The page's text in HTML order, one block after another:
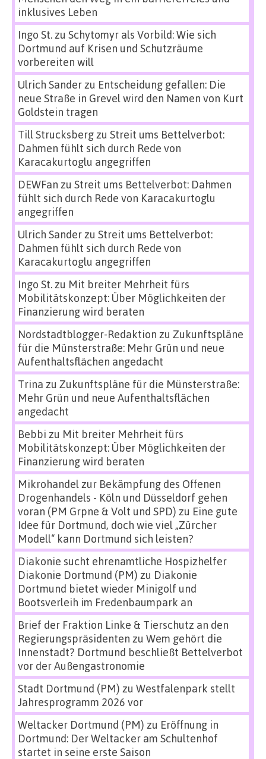
inklusives Leben
Ingo St.zu Schytomyr als Vorbild: Wie sich
Dortmund auf Krisen und Schutzräume
vorbereiten will
Ulrich Sanderzu Entscheidung gefallen: Die
neue Straße in Grevel wird den Namen von Kurt
Goldstein tragen
Till Strucksbergzu Streit ums Bettelverbot:
Dahmen fühlt sich durch Rede von
Karacakurtoglu angegriffen
DEWFan zu Streit ums Bettelverbot: Dahmen
fühlt sich durch Rede von Karacakurtoglu
angegriffen
Ulrich Sanderzu Streit ums Bettelverbot:
Dahmen fühlt sich durch Rede von
Karacakurtoglu angegriffen
Ingo St.zu Mit breiter Mehrheit fürs
Mobilitätskonzept: Über Möglichkeiten der
Finanzierung wird beraten
Nordstadtblogger-Redaktion zu Zukunftspläne
für die Münsterstraße: Mehr Grün und neue
Aufenthaltsflächen angedacht
Trina zu Zukunftspläne für die Münsterstraße:
Mehr Grün und neue Aufenthaltsflächen
angedacht
Bebbi zu Mit breiter Mehrheit fürs
Mobilitätskonzept: Über Möglichkeiten der
Finanzierung wird beraten
Mikrohandel zur Bekämpfung des Offenen
Drogenhandels - Köln und Düsseldorf gehen
voran (PM Grpne & Volt und SPD) zu Eine gute
Idee für Dortmund, doch wie viel „Zürcher
Modell“ kann Dortmund sich leisten?
Diakonie sucht ehrenamtliche Hospizhelfer
Diakonie Dortmund (PM) zu Diakonie
Dortmund bietet wieder Minigolf und
Bootsverleih im Fredenbaumpark an
Brief der Fraktion Linke & Tierschutz an den
Regierungspräsidenten zu Wem gehört die
Innenstadt? Dortmund beschließt Bettelverbot
vor der Außengastronomie
Stadt Dortmund (PM) zu Westfalenpark stellt
Jahresprogramm 2026 vor
Weltacker Dortmund (PM) zu Eröffnung in
Dortmund: Der Weltacker am Schultenhof
startet in seine erste Saison